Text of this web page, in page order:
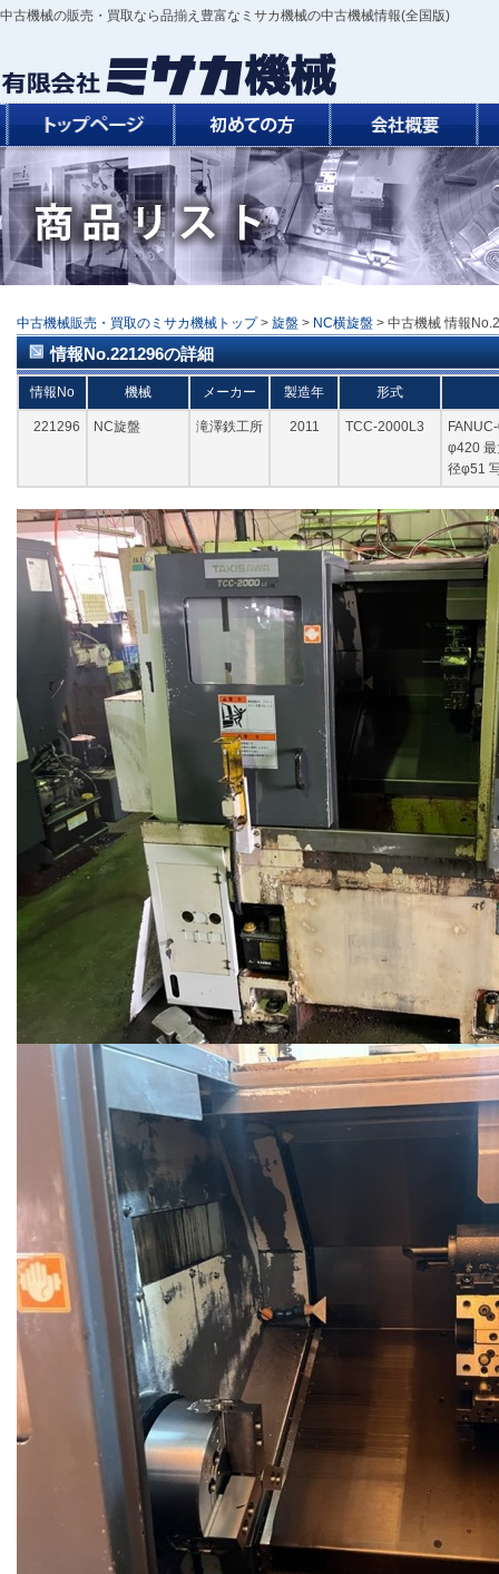
中古機械の販売・買取なら品揃え豊富なミサカ機械の中古機械情報(全国版)
中古機械販売・買取のミサカ機械トップ > 旋盤 > NC横旋盤 > 中古機械 情報
情報No.221296の詳細
情報No 機械 メーカー 製造年 形式
221296 NC旋盤 滝澤鉄工所 2011 TCC-2000L3
φ420 最
径φ51